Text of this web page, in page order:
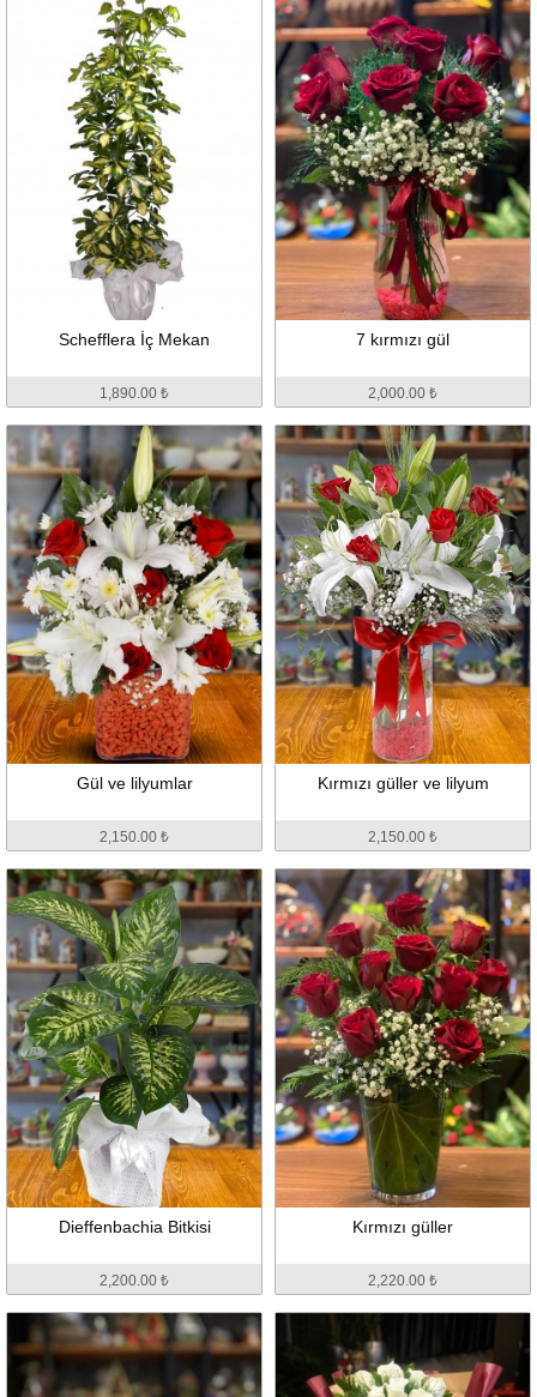
Schefflera İç Mekan
1,890.00 ₺
7 kırmızı gül
2,000.00 ₺
Gül ve lilyumlar
2,150.00 ₺
Kırmızı güller ve lilyum
2,150.00 ₺
Dieffenbachia Bitkisi
2,200.00 ₺
Kırmızı güller
2,220.00 ₺